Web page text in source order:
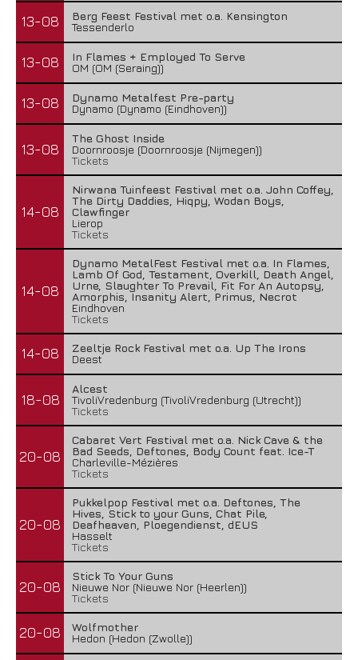
13-08
Berg Feest Festival met o.a. Kensington
Tessenderlo
13-08
In Flames + Employed To Serve
OM (OM (Seraing))
13-08
Dynamo Metalfest Pre-party
Dynamo (Dynamo (Eindhoven))
13-08
The Ghost Inside
Doornroosje (Doornroosje (Nijmegen))
Tickets
14-08
Nirwana Tuinfeest Festival met o.a. John Coffey,
The Dirty Daddies, Hiqpy, Wodan Boys,
Clawfinger
Lierop
Tickets
14-08
Dynamo MetalFest Festival met o.a. In Flames,
Lamb Of God, Testament, Overkill, Death Angel,
Urne, Slaughter To Prevail, Fit For An Autopsy,
Amorphis, Insanity Alert, Primus, Necrot
Eindhoven
Tickets
14-08
Zeeltje Rock Festival met o.a. Up The Irons
Deest
18-08
Alcest
TivoliVredenburg (TivoliVredenburg (Utrecht))
Tickets
20-08
Cabaret Vert Festival met o.a. Nick Cave & the
Bad Seeds, Deftones, Body Count feat. Ice-T
Charleville-Mézières
Tickets
20-08
Pukkelpop Festival met o.a. Deftones, The
Hives, Stick to your Guns, Chat Pile,
Deafheaven, Ploegendienst, dEUS
Hasselt
Tickets
20-08
Stick To Your Guns
Nieuwe Nor (Nieuwe Nor (Heerlen))
Tickets
20-08
Wolfmother
Hedon (Hedon (Zwolle))